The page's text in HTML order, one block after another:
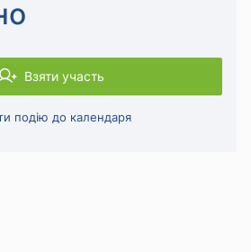
Взяти участь
подію до календаря